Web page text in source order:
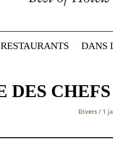
RESTAURANTS DANS
DES
Divers/ 1